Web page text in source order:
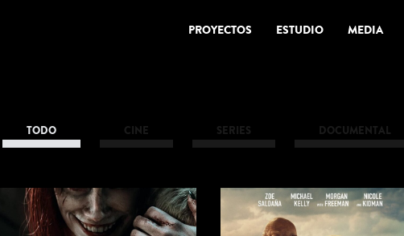
PROYECTOS ESTUDIO MEDIA
TODO CINE SERIES DOCUMENTAL